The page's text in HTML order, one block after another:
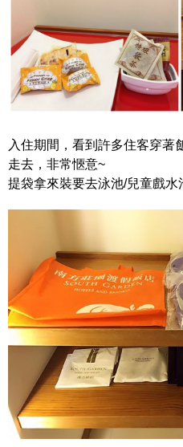
入住期間，看到許多住客穿著
走去，非常愜意~
提袋拿來裝要去泳池/兒童戲水